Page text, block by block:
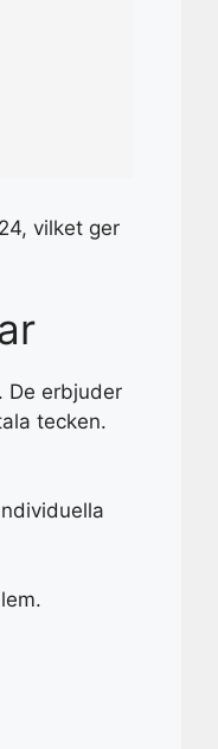
vilket ger
De erbjuder
tecken.